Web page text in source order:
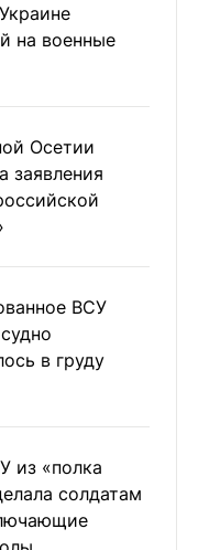
на военные
Осетии
заявления
ВСУ
в груду
из «полка
солдатам